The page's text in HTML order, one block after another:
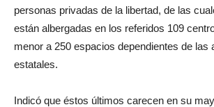
personas privadas de la libertad, de las
están albergadas en los referidos 109
menor a 250 espacios dependientes de las
estatales.
Indicó que éstos últimos carecen en su